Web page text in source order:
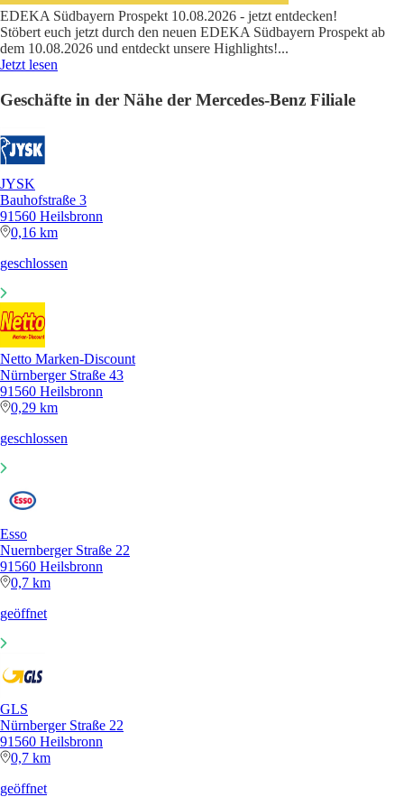
EDEKA Südbayern Prospekt 10.08.2026 - jetzt entdecken!
Stöbert euch jetzt durch den neuen EDEKA Südbayern Prospekt ab
dem 10.08.2026 und entdeckt unsere Highlights!...
Jetzt lesen
Geschäfte in der Nähe der Mercedes-Benz Filiale
JYSK
Bauhofstraße 3
91560 Heilsbronn
0,16 km
geschlossen
Netto Marken-Discount
Nürnberger Straße 43
91560 Heilsbronn
0,29 km
geschlossen
Esso
Nuernberger Straße 22
91560 Heilsbronn
0,7 km
geöffnet
GLS
Nürnberger Straße 22
91560 Heilsbronn
0,7 km
geöffnet